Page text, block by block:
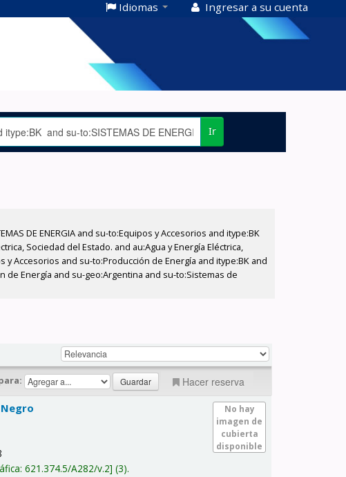
Idiomas Ingresar a su cuenta
Ir
DE ENERGIA and su-to:Equipos y Accesorios and itype:BK
Sociedad del Estado. and au:Agua y Energía Eléctrica,
y Accesorios and su-to:Producción de Energía and itype:BK and
de Energía and su-geo:Argentina and su-to:Sistemas de
Hacer reserva
No hay
imagen de
cubierta
disponible
Negro
621.374.5/A282/v.2 (3).